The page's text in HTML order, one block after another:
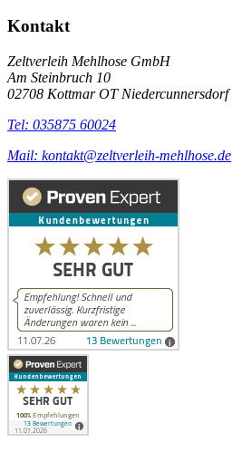
Kontakt
Zeltverleih Mehlhose GmbH
Am Steinbruch 10
02708 Kottmar OT Niedercunnersdorf
Tel: 035875 60024
Mail: kontakt@zeltverleih-mehlhose.de